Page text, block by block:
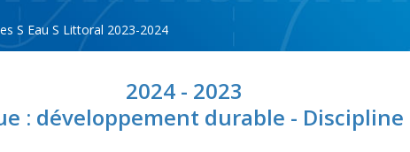
S Eau S Littoral 2023-2024
2024 - 2023
: développement durable - Discipline